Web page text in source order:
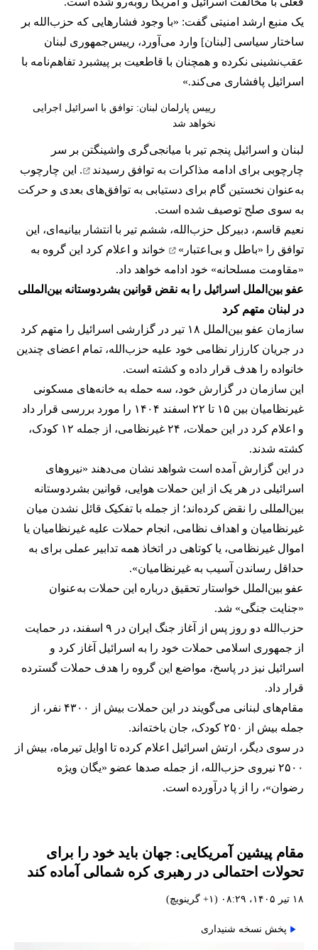
یک منبع ارشد امنیتی گفت: «با وجود فشارهایی که حزب‌الله بر
ساختار سیاسی [لبنان] وارد می‌آورد، رییس‌جمهوری لبنان
عقب‌نشینی نکرده و همچنان با قاطعیت بر پیشبرد تفاهم‌نامه با
اسرائیل پافشاری می‌کند.»
رییس پارلمان لبنان: توافق با اسرائیل اجرایی
نخواهد شد
لبنان و اسرائیل پنجم تیر با میانجی‌گری واشینگتن بر سر
چارچوبی برای ادامه مذاکرات به توافق رسیدند
. این چارچوب
به‌عنوان نخستین گام برای دستیابی به توافق‌های بعدی و حرکت
به سوی صلح توصیف شده است.
نعیم قاسم، دبیرکل حزب‌الله، ششم تیر با انتشار بیانیه‌ای، این
توافق را «باطل و بی‌اعتبار»
خواند و اعلام کرد این گروه به
«مقاومت مسلحانه» خود ادامه خواهد داد.
عفو بین‌الملل اسرائیل را به نقض قوانین بشردوستانه بین‌المللی
در لبنان متهم کرد
سازمان عفو بین‌الملل ۱۸ تیر در گزارشی اسرائیل را متهم کرد
در جریان کارزار نظامی خود علیه حزب‌الله، تمام اعضای چندین
خانواده را هدف قرار داده و کشته است.
این سازمان در گزارش خود، سه حمله به خانه‌های مسکونی
غیرنظامیان بین ۱۵ تا ۲۲ اسفند ۱۴۰۴ را مورد بررسی قرار داد
و اعلام کرد در این حملات، ۲۴ غیرنظامی، از جمله ۱۲ کودک،
کشته شدند.
در این گزارش آمده است شواهد نشان می‌دهند «نیروهای
اسرائیلی در هر یک از این حملات هوایی، قوانین بشردوستانه
بین‌المللی را نقض کرده‌اند؛ از جمله با تفکیک قائل نشدن میان
غیرنظامیان و اهداف نظامی، انجام حملات علیه غیرنظامیان یا
اموال غیرنظامی، یا کوتاهی در اتخاذ همه تدابیر عملی برای به
حداقل رساندن آسیب به غیرنظامیان».
عفو بین‌الملل خواستار تحقیق درباره این حملات به‌عنوان
«جنایت جنگی» شد.
حزب‌الله دو روز پس از آغاز جنگ ایران در ۹ اسفند، در حمایت
از جمهوری اسلامی حملات خود را به اسرائیل آغاز کرد و
اسرائیل نیز در پاسخ، مواضع این گروه را هدف حملات گسترده
قرار داد.
مقام‌های لبنانی می‌گویند در این حملات بیش از ۴۳۰۰ نفر، از
جمله بیش از ۲۵۰ کودک، جان باخته‌اند.
در سوی دیگر، ارتش اسرائیل اعلام کرده تا اوایل تیرماه، بیش از
۲۵۰۰ نیروی حزب‌الله، از جمله صدها عضو «یگان ویژه
رضوان»، را از پا درآورده است.
مقام پیشین آمریکایی: جهان باید خود را برای
تحولات احتمالی در رهبری کره شمالی آماده کند
۱۸ تیر ۱۴۰۵، ۰۸:۲۹ (‎+۱ گرینویچ)
پخش نسخه شنیداری